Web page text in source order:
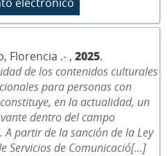
Florencia .- , 2025.
de los contenidos culturales
para personas con
en la actualidad, un
dentro del campo
A partir de la sanción de la Ley
Servicios de Comunicació[...]